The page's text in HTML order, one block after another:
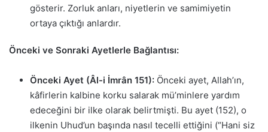
gösterir. Zorluk anları, niyetlerin ve samimiyetin
ortaya çıktığı anlardır.
Önceki ve Sonraki Ayetlerle Bağlantısı:
Önceki Ayet (Âl-i İmrân 151): Önceki ayet, Allah’ın,
kâfirlerin kalbine korku salarak mü’minlere yardım
edeceğini bir ilke olarak belirtmişti. Bu ayet (152), o
ilkenin Uhud’un başında nasıl tecelli ettiğini (“Hani siz